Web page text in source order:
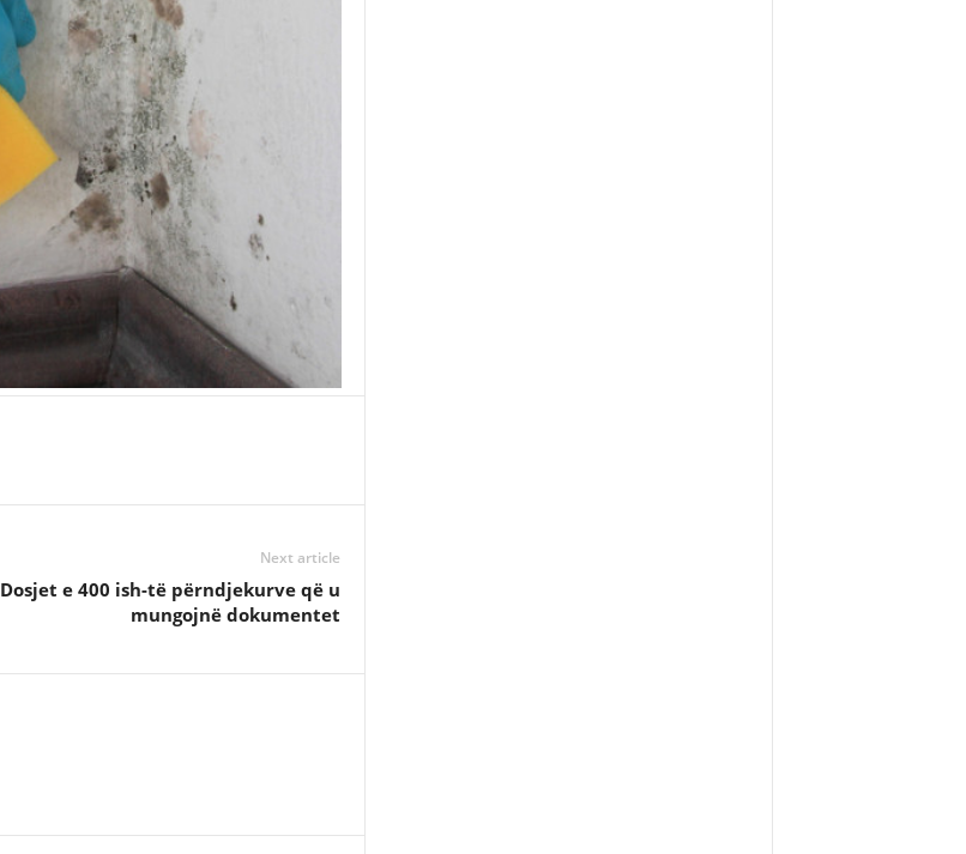
Next article
Dosjet e 400 ish-të përndjekurve që u
mungojnë dokumentet